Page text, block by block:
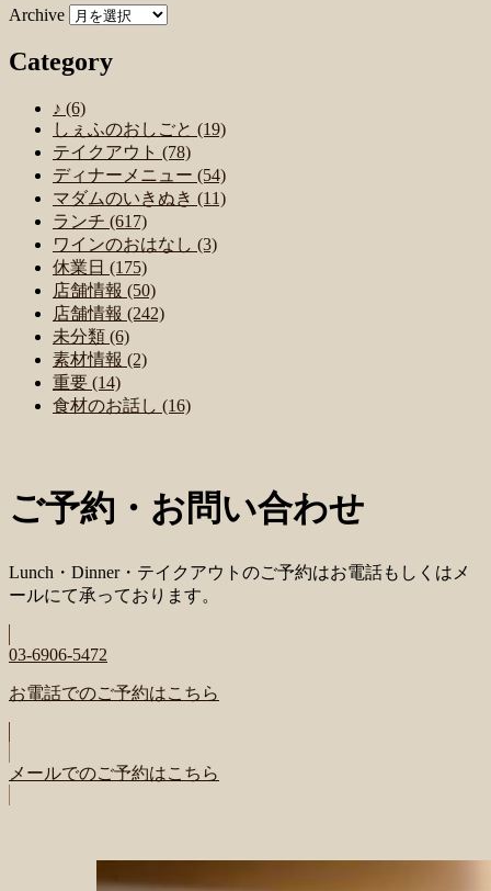
Archive
Category
♪ (6)
しぇふのおしごと (19)
テイクアウト (78)
ディナーメニュー (54)
マダムのいきぬき (11)
ランチ (617)
ワインのおはなし (3)
休業日 (175)
店舗情報 (50)
店舗情報 (242)
未分類 (6)
素材情報 (2)
重要 (14)
食材のお話し (16)
ご予約・お問い合わせ
Lunch・Dinner・テイクアウトのご予約はお電話もしくはメ
ールにて承っております。
03-6906-5472
お電話でのご予約はこちら
メールでのご予約はこちら